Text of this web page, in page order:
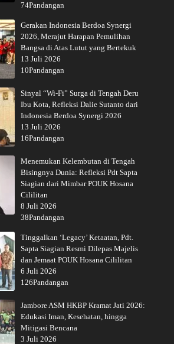
74Pandangan
Gerakan Indonesia Berdoa Synergi
2026, Merajut Harapan Pemulihan
Bangsa di Atas Lutut yang Bertekuk
13 Juli 2026
10Pandangan
Sinyal “Wi-Fi” Surga di Tengah Deru
Ibu Kota, Refleksi Dalie Sutanto dari
Indonesia Berdoa Synergi 2026
13 Juli 2026
16Pandangan
Menemukan Kelembutan di Tengah
Bisingnya Dunia: Refleksi Pdt Sapta
Siagian dari Mimbar POUK Hosana
Cililitan
8 Juli 2026
38Pandangan
Tinggalkan ‘Legacy’ Ketaatan, Pdt.
Sapta Siagian Resmi Dilepas Majelis
dan Jemaat POUK Hosana Cililitan
6 Juli 2026
126Pandangan
Jambore ASM HKBP Kramat Jati 2026:
Edukasi Iman, Kesehatan, hingga
Mitigasi Bencana
3 Juli 2026